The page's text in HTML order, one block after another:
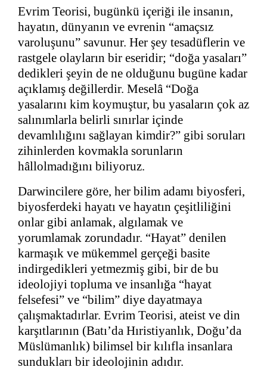
Evrim Teorisi, bugünkü içeriği ile insanın,
hayatın, dünyanın ve evrenin “amaçsız
varoluşunu” savunur. Her şey tesadüflerin ve
rastgele olayların bir eseridir; “doğa yasaları”
dedikleri şeyin de ne olduğunu bugüne kadar
açıklamış değillerdir. Meselâ “Doğa
yasalarını kim koymuştur, bu yasaların çok az
salınımlarla belirli sınırlar içinde
devamlılığını sağlayan kimdir?” gibi soruları
zihinlerden kovmakla sorunların
hâllolmadığını biliyoruz.
Darwincilere göre, her bilim adamı biyosferi,
biyosferdeki hayatı ve hayatın çeşitliliğini
onlar gibi anlamak, algılamak ve
yorumlamak zorundadır. “Hayat” denilen
karmaşık ve mükemmel gerçeği basite
indirgedikleri yetmezmiş gibi, bir de bu
ideolojiyi topluma ve insanlığa “hayat
felsefesi” ve “bilim” diye dayatmaya
çalışmaktadırlar. Evrim Teorisi, ateist ve din
karşıtlarının (Batı’da Hıristiyanlık, Doğu’da
Müslümanlık) bilimsel bir kılıfla insanlara
sundukları bir ideolojinin adıdır.